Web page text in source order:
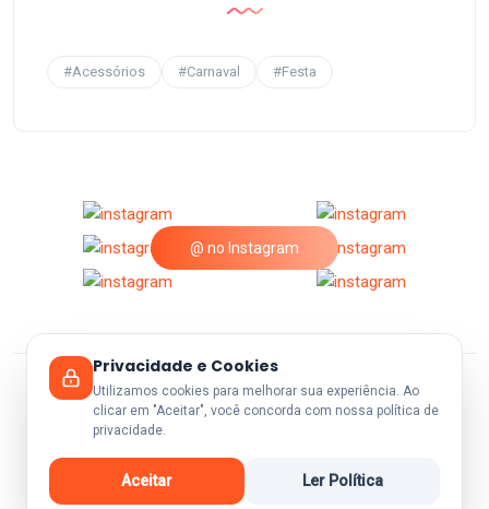
#Acessórios #Carnaval #Festa
@ no Instagram
© 2026 A25Festas.
Privacidade e Cookies
Utilizamos cookies para melhorar sua experiência. Ao
clicar em "Aceitar", você concorda com nossa política de
privacidade.
Aceitar Ler Política